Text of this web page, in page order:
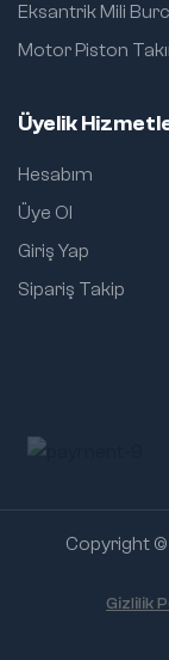
Eksantrik Mili
Motor Piston
Üyelik
Hesabım
Üye Ol
Giriş Yap
Sipariş Takip
Copyright
Gizlilik